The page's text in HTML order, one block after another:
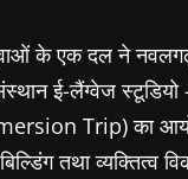
के एक दल ने नवलगढ़
ई-लैंग्वेज स्टूडियो
Trip) का आयोजन
तथा व्यक्तित्व